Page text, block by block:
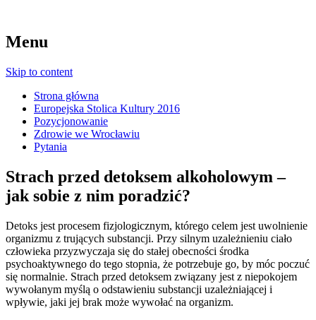
Menu
Skip to content
Strona główna
Europejska Stolica Kultury 2016
Pozycjonowanie
Zdrowie we Wrocławiu
Pytania
Strach przed detoksem alkoholowym –
jak sobie z nim poradzić?
Detoks jest procesem fizjologicznym, którego celem jest uwolnienie
organizmu z trujących substancji. Przy silnym uzależnieniu ciało
człowieka przyzwyczaja się do stałej obecności środka
psychoaktywnego do tego stopnia, że potrzebuje go, by móc poczuć
się normalnie. Strach przed detoksem związany jest z niepokojem
wywołanym myślą o odstawieniu substancji uzależniającej i
wpływie, jaki jej brak może wywołać na organizm.